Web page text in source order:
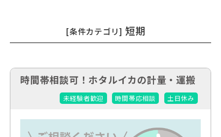
[条件カテゴリ] 短期
時間帯相談可！ホタルイカの計量・運搬
未経験者歓迎 時間帯応相談 土日休み